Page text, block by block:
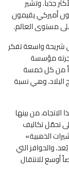
جذباً. وتشير
الخارجية الأميركية إلى أن نحو 1.6 مليون أميركي يقيمون
على مستوى العالم.
شريحة واسعة تفكر
مؤسسة
الثاني) 2025 أن واحداً من كل خمسة
البلاد، وهي نسبة
من بينها
تحمّل تكاليف
الذهبية»
والحوافز التي
أوسع للانتقال